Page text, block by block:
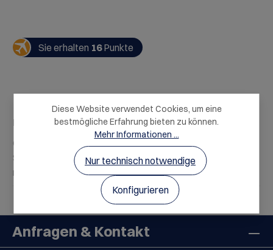
Sie erhalten 16Punkte
Beschreibung
Graham's LBV wurde im großartigen Vintage-Portwein-
Stil von Graham’s produziert. Dieser Vintage mit einer
nahezu opak lila…Mehr
Anfragen & Kontakt
Diese Website verwendet Cookies, um eine
bestmögliche Erfahrung bieten zu können.
Mehr Informationen ...
Nur technisch notwendige
Konfigurieren